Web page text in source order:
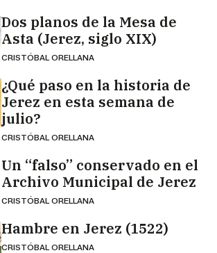
Dos planos de la Mesa de
Asta (Jerez, siglo XIX)
CRISTÓBAL ORELLANA
¿Qué paso en la historia de
Jerez en esta semana de
julio?
CRISTÓBAL ORELLANA
Un “falso” conservado en el
Archivo Municipal de Jerez
CRISTÓBAL ORELLANA
Hambre en Jerez (1522)
CRISTÓBAL ORELLANA